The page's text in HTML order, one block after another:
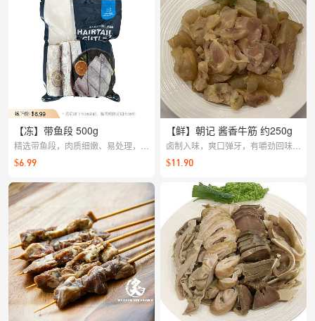
【冻】带鱼段 500g
精选带鱼段，肉质细嫩、易处理，快
速烹饪即可鲜香出锅，红烧、煎炸都
很出彩。
$6.99
【鲜】朝记 酱香牛筋 约250g
卤制入味，爽口弹牙，有嚼劲回味无
穷 【每周日&周二22:00截单，周二
&周四配送】
$11.90